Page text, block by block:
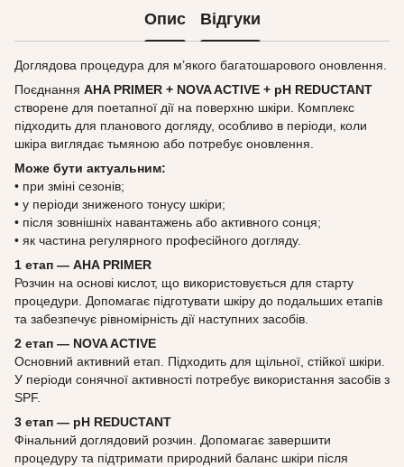
Опис Відгуки
Доглядова процедура для м’якого багатошарового оновлення.
Поєднання AHA PRIMER + NOVA ACTIVE + pH REDUCTANT
створене для поетапної дії на поверхню шкіри. Комплекс
підходить для планового догляду, особливо в періоди, коли
шкіра виглядає тьмяною або потребує оновлення.
Може бути актуальним:
• при зміні сезонів;
• у періоди зниженого тонусу шкіри;
• після зовнішніх навантажень або активного сонця;
• як частина регулярного професійного догляду.
1 етап — AHA PRIMER
Розчин на основі кислот, що використовується для старту
процедури. Допомагає підготувати шкіру до подальших етапів
та забезпечує рівномірність дії наступних засобів.
2 етап — NOVA ACTIVE
Основний активний етап. Підходить для щільної, стійкої шкіри.
У періоди сонячної активності потребує використання засобів з
SPF.
3 етап — pH REDUCTANT
Фінальний доглядовий розчин. Допомагає завершити
процедуру та підтримати природний баланс шкіри після